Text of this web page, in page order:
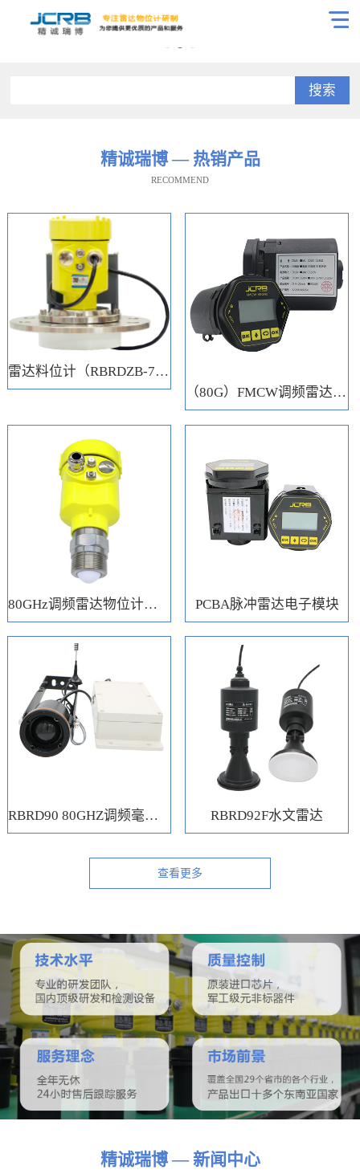
搜索
精诚瑞博 — 热销产品
RECOMMEND
雷达料位计（RBRDZB-71-6-C）
（80G）FMCW调频雷达电子模块
80GHz调频雷达物位计（RBRD71） PCBA脉冲雷达电子模块
RBRD90 80GHZ调频毫米波水位计 RBRD92F水文雷达
查看更多
精诚瑞博 — 新闻中心